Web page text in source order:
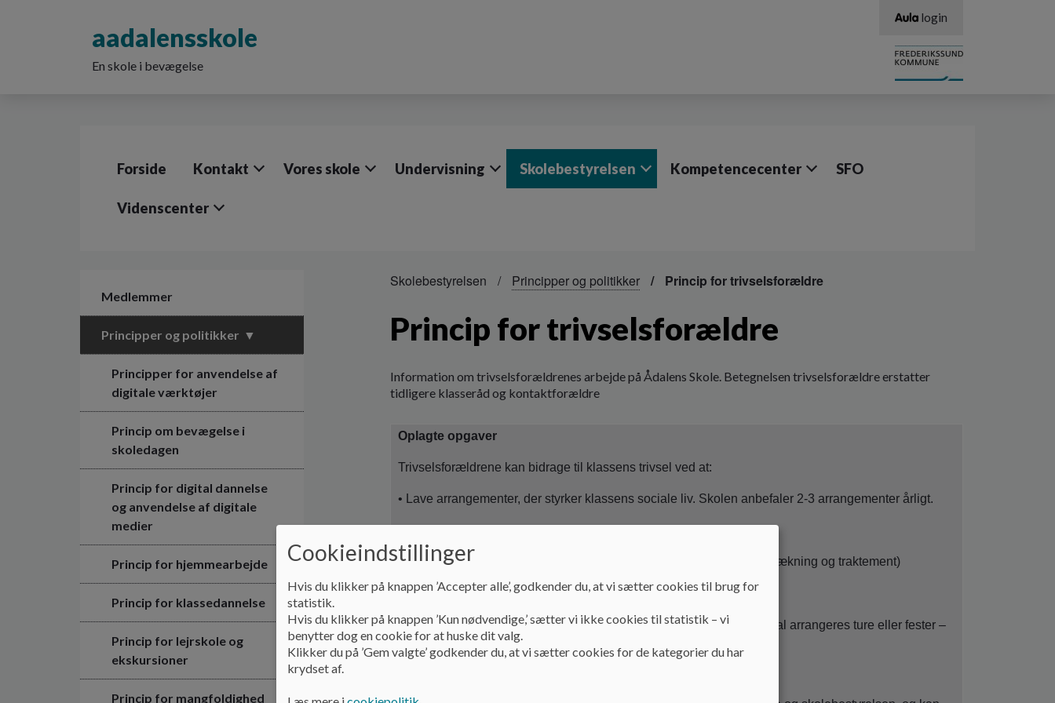
aadalensskole
En skole i bevægelse
login
Forside Kontakt Vores skole Undervisning Skolebestyrelsen Kompetencecenter SFO
Videnscenter
Medlemmer
Principper og politikker
Principper for anvendelse af
digitale værktøjer
Princip om bevægelse i
skoledagen
Princip for digital dannelse
og anvendelse af digitale
medier
Princip for hjemmearbejde
Princip for klassedannelse
Princip for lejrskole og
ekskursioner
Princip for mangfoldighed
Skolebestyrelsen Principper og politikker Princip for trivselsforældre
Princip for trivselsforældre
Information om trivselsforældrenes arbejde på Ådalens Skole. Betegnelsen trivselsforældre erstatter
tidligere klasseråd og kontaktforældre
Oplagte opgaver
Trivselsforældrene kan bidrage til klassens trivsel ved at:
• Lave arrangementer, der styrker klassens sociale liv. Skolen anbefaler 2-3 arrangementer årligt.
• Skabe hyggelige rammer for forældremøderne (for eksempel borddækning og traktement)
• Administrere klassekassen
• Tage referat af forældremøderne • Hjælpe lærerne, f.eks. når der skal arrangeres ture eller fester –
eller når der skal findes en gæstelærer.
Cookieindstillinger
Hvis du klikker på knappen ’Accepter alle’, godkender du, at vi sætter cookies til brug for
statistik.
Hvis du klikker på knappen ’Kun nødvendige,’ sætter vi ikke cookies til statistik – vi
benytter dog en cookie for at huske dit valg.
Klikker du på ’Gem valgte’ godkender du, at vi sætter cookies for de kategorier du har
krydset af.